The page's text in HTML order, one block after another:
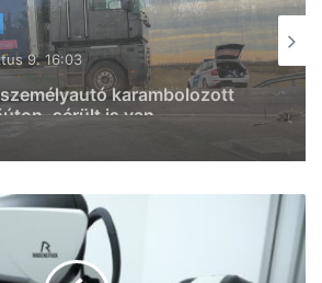
9. 15:07
az algyői tüzekről, két
kell – frissítve! (fotók)
9. 14:09
szerdán részlegesen
Szegeden is